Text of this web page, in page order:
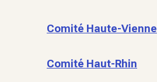
Comité Haute-Vienne
Comité Haut-Rhin